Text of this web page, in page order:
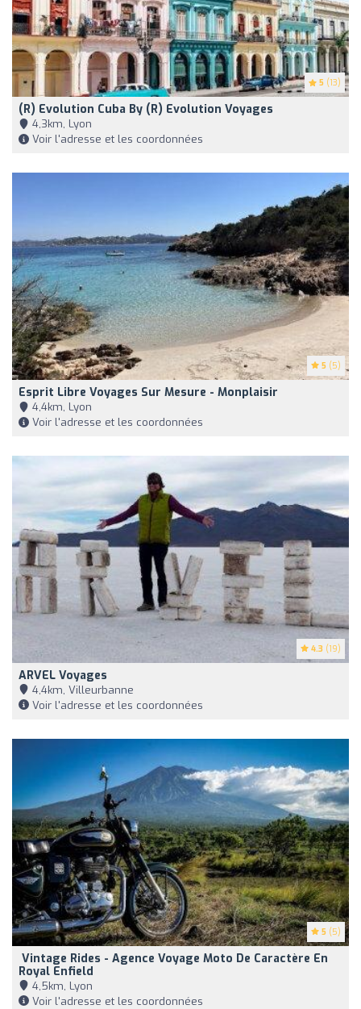
5 (13)
(R) Evolution Cuba By (R) Evolution Voyages
4,3km, Lyon
Voir l'adresse et les coordonnées
5 (5)
Esprit Libre Voyages Sur Mesure - Monplaisir
4,4km, Lyon
Voir l'adresse et les coordonnées
4.3 (19)
ARVEL Voyages
4,4km, Villeurbanne
Voir l'adresse et les coordonnées
5 (5)
️ Vintage Rides - Agence Voyage Moto De Caractère En
Royal Enfield
4,5km, Lyon
Voir l'adresse et les coordonnées